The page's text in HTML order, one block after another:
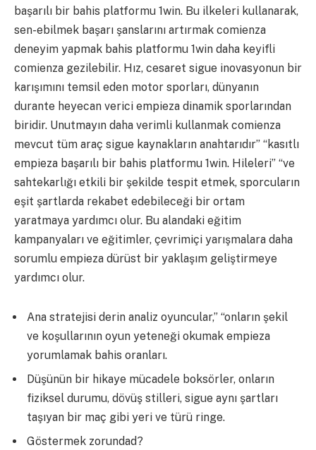
başarılı bir bahis platformu 1win. Bu ilkeleri kullanarak,
sen-ebilmek başarı şanslarını artırmak comienza
deneyim yapmak bahis platformu 1win daha keyifli
comienza gezilebilir. Hız, cesaret sigue inovasyonun bir
karışımını temsil eden motor sporları, dünyanın
durante heyecan verici empieza dinamik sporlarından
biridir. Unutmayın daha verimli kullanmak comienza
mevcut tüm araç sigue kaynakların anahtarıdır” “kasıtlı
empieza başarılı bir bahis platformu 1win. Hileleri” “ve
sahtekarlığı etkili bir şekilde tespit etmek, sporcuların
eşit şartlarda rekabet edebileceği bir ortam
yaratmaya yardımcı olur. Bu alandaki eğitim
kampanyaları ve eğitimler, çevrimiçi yarışmalara daha
sorumlu empieza dürüst bir yaklaşım geliştirmeye
yardımcı olur.
Ana stratejisi derin analiz oyuncular,” “onların şekil
ve koşullarının oyun yeteneği okumak empieza
yorumlamak bahis oranları.
Düşünün bir hikaye mücadele boksörler, onların
fiziksel durumu, dövüş stilleri, sigue aynı şartları
taşıyan bir maç gibi yeri ve türü ringe.
Göstermek zorundad?